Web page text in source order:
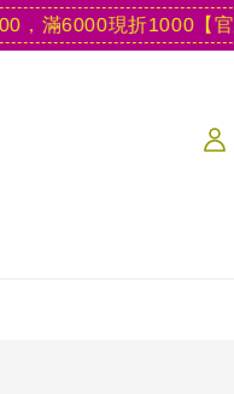
6000現折1000【官網限